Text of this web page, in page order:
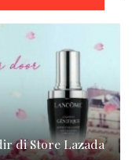
di Store Lazada